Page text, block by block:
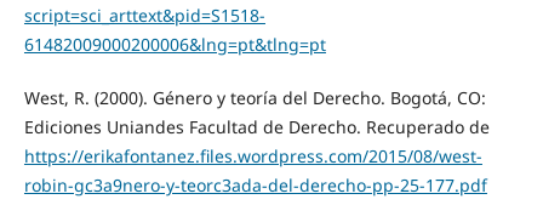
script=sci_arttext&pid=S1518-
61482009000200006&lng=pt&tlng=pt
West, R. (2000). Género y teoría del Derecho. Bogotá, CO:
Ediciones Uniandes Facultad de Derecho. Recuperado de
https://erikafontanez.files.wordpress.com/2015/08/west-
robin-gc3a9nero-y-teorc3ada-del-derecho-pp-25-177.pdf